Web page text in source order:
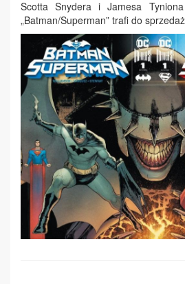
Scotta Snydera i Jamesa
„Batman/Superman” trafi do